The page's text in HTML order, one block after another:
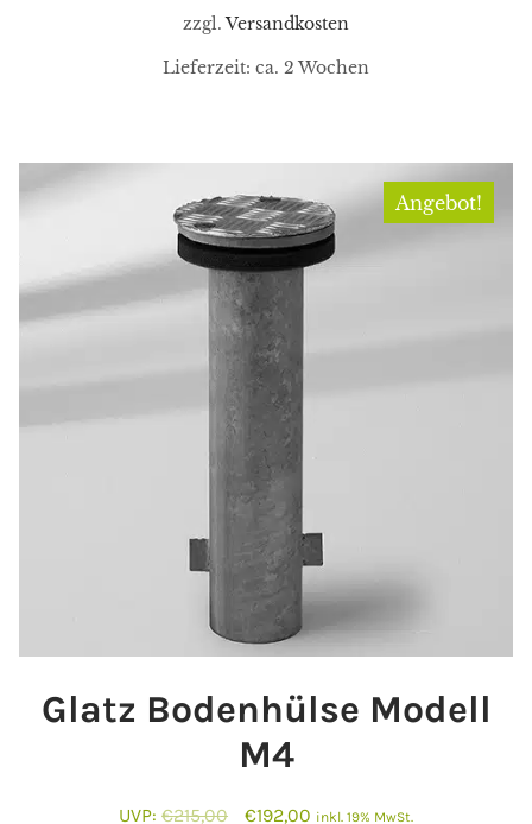
€425,00 €379,00.
war:
€425,00
€379,00.
zzgl.Versandkosten
Lieferzeit: ca. 2 Wochen
Glatz Bodenhülse Modell
M4
UVP: €215,00
Ursprünglicher
€192,00Aktueller
inkl. 19% MwSt.
Angebot!